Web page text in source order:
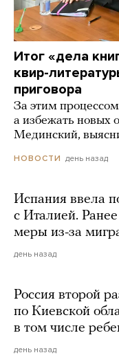
Итог «дела
квир-
приговора
За этим
а избежать новых
Мединский,
НОВОСТИ день назад
Испания ввела
с Италией.
меры из-за
день назад
Россия второй
по Киевской
в том числе
день назад